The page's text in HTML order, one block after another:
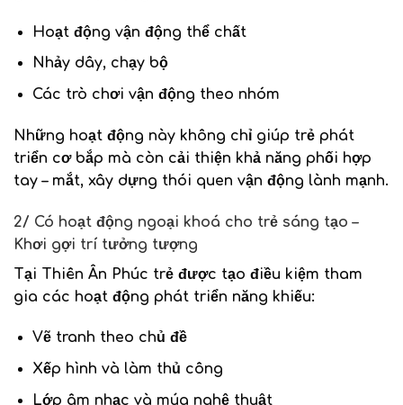
Hoạt động vận động thể chất
Nhảy dây, chạy bộ
Các trò chơi vận động theo nhóm
Những hoạt động này không chỉ giúp trẻ phát
triển cơ bắp mà còn cải thiện khả năng phối hợp
tay – mắt, xây dựng thói quen vận động lành mạnh.
2/ Có hoạt động ngoại khoá cho trẻ sáng tạo –
Khơi gợi trí tưởng tượng
Tại Thiên Ân Phúc trẻ được tạo điều kiệm tham
gia các hoạt động phát triển năng khiếu:
Vẽ tranh theo chủ đề
Xếp hình và làm thủ công
Lớp âm nhạc và múa nghệ thuật